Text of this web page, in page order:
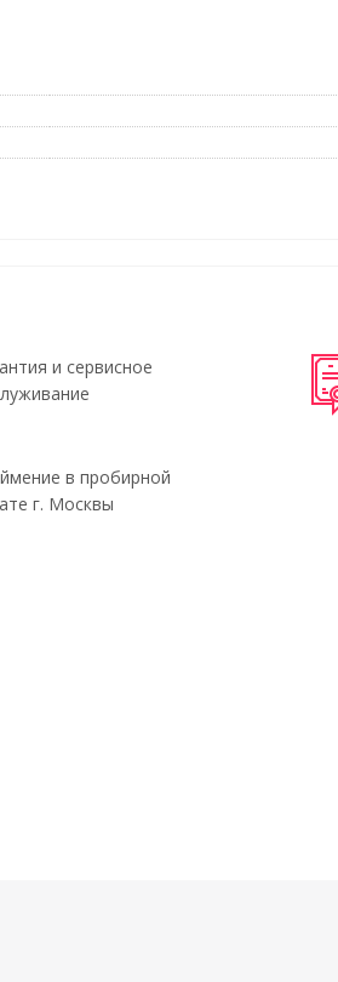
и сервисное
в пробирной
г. Москвы